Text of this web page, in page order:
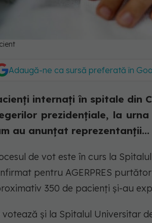
Adaugă-ne ca sursă preferată în
internaţi în spitale din
prezidenţiale, la
au anunţat reprezentanţii...
de vot este în curs la
pentru AGERPRES
350 de pacienţi şi-au
votează şi la Spitalul Universitar